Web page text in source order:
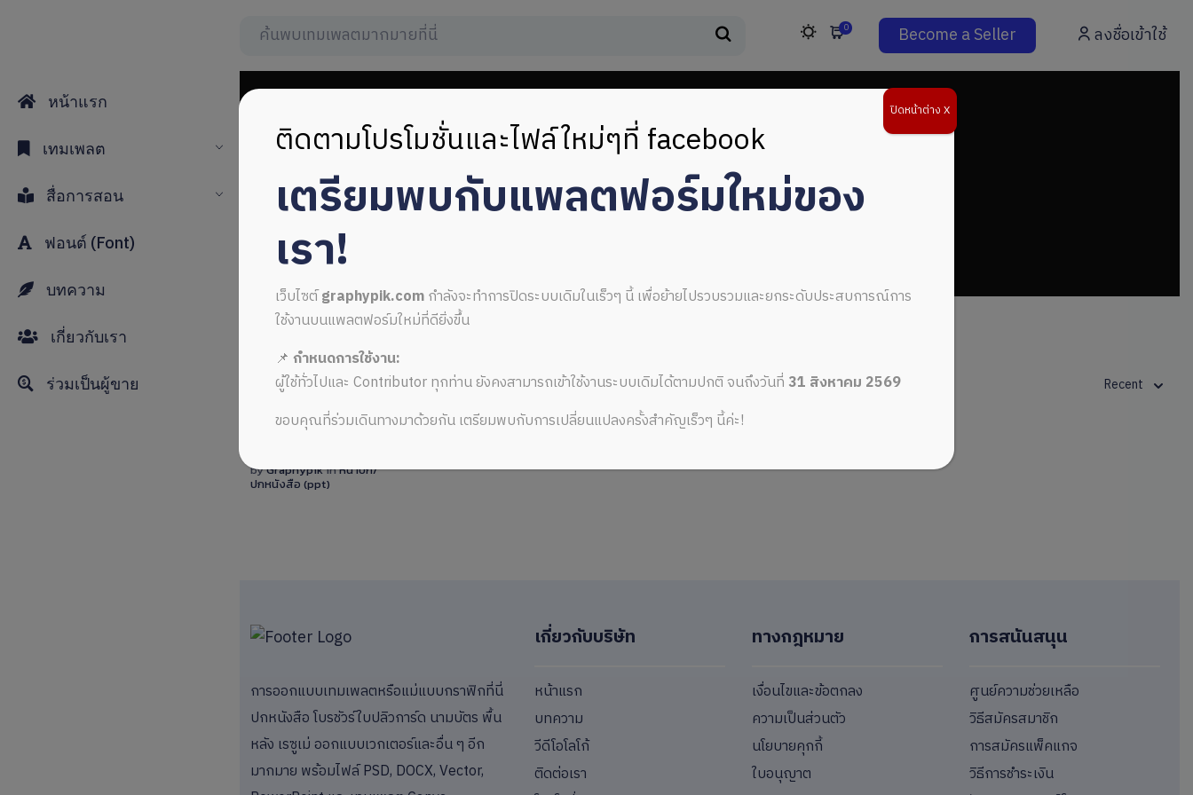
หน้าแรก
เทมเพลต
สื่อการสอน
ฟอนต์ (Font)
บทความ
เกี่ยวกับเรา
ร่วมเป็นผู้ขาย
0 Become a Seller ลงชื่อเข้าใช้
รูปอาคาร
ALL MUSIC FROM รูปอาคาร Recent
Details
byGraphypikinหน้าปก/
ปกหนังสือ (ppt)
การออกแบบเทมเพลตหรือแม่แบบกราฟิกที่นี่
ปกหนังสือ โบรชัวร์ใบปลิวการ์ด นามบัตร พื้น
หลัง เรซูเม่ ออกแบบเวกเตอร์และอื่น ๆ อีก
มากมาย พร้อมไฟล์ PSD, DOCX, Vector,
เกี่ยวกับบริษัท
หน้าแรก
บทความ
วีดีโอโลโก้
ติดต่อเรา
ทางกฎหมาย
เงื่อนไขและข้อตกลง
ความเป็นส่วนตัว
นโยบายคุกกี้
ใบอนุญาต
การสนันสนุน
ศูนย์ความช่วยเหลือ
วิธีสมัครสมาชิก
การสมัครแพ็คแกจ
วิธีการชำระเงิน
ติดตามโปรโมชั่นและไฟล์ใหม่ๆที่ facebook
เตรียมพบกับแพลตฟอร์มใหม่ของ
เรา!
เว็บไซต์graphypik.comกำลังจะทำการปิดระบบเดิมในเร็วๆ นี้ เพื่อย้ายไปรวบรวมและยกระดับประสบการณ์การ
ใช้งานบนแพลตฟอร์มใหม่ที่ดียิ่งขึ้น
📌 กำหนดการใช้งาน:
ผู้ใช้ทั่วไปและ Contributor ทุกท่าน ยังคงสามารถเข้าใช้งานระบบเดิมได้ตามปกติ จนถึงวันที่ 31 สิงหาคม 2569
ขอบคุณที่ร่วมเดินทางมาด้วยกัน เตรียมพบกับการเปลี่ยนแปลงครั้งสำคัญเร็วๆ นี้ค่ะ!
ปิดหน้าต่าง X